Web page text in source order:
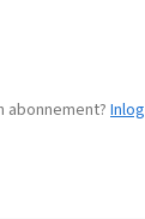
abonnement?